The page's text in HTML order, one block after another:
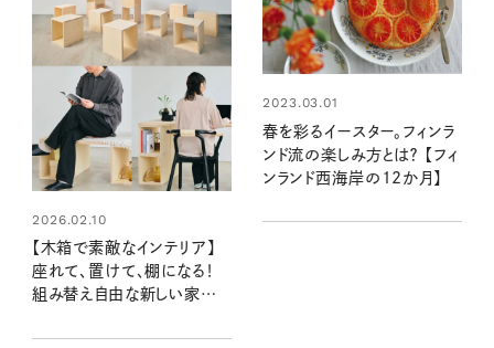
2026.02.10
【木箱で素敵なインテリア】
座れて、置けて、棚になる！
組み替え自由な新しい家具
2023.03.01
春を彩るイースター。フィンラ
ンド流の楽しみ方とは？ 【フィ
ンランド西海岸の12か月】